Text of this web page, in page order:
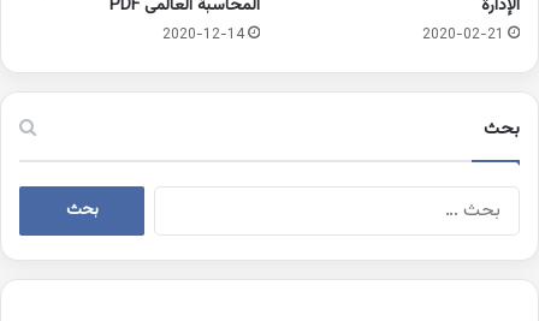
الإدارة
2020-02-21
المحاسبة العالمى PDF
2020-12-14
بحث
البحث